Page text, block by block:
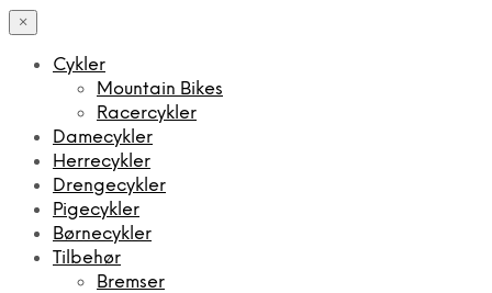
×
Cykler
Mountain Bikes
Racercykler
Damecykler
Herrecykler
Drengecykler
Pigecykler
Børnecykler
Tilbehør
Bremser